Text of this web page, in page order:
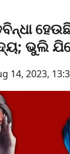
ଭୁଲି
14, 2023,